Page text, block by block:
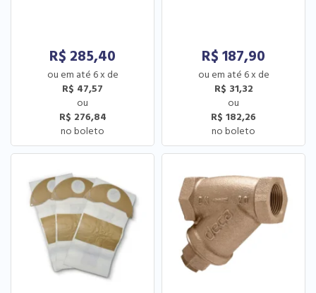
R$ 285,40
6x de
R$ 47,57
R$ 276,84
R$ 187,90
6x de
R$ 31,32
R$ 182,26